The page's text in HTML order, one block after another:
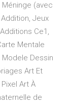
(avec
Jeux
Ce1,
Mentale
Modele Dessin
Art Et
Art À
de